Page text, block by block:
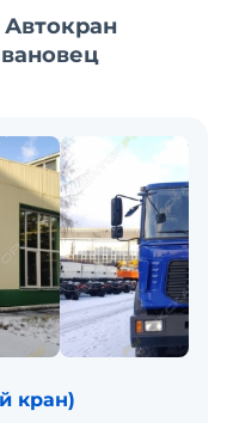
не обременен
кран)